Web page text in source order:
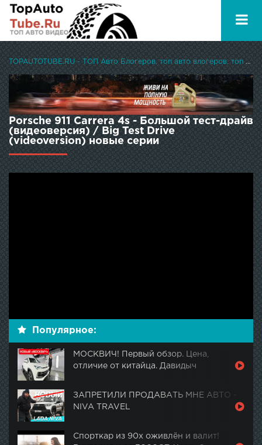
TOPAUTOTUBE.RU - ТОП Авто Блогеров, топ авто влогеров, топ авто ютуберов
Porsche 911 Carrera 4s - Большой тест-драйв
(видеоверсия) / Big Test Drive
(videoversion) новые серии
Популярное:
МОСКВИЧ! Первый обзор. Цена,
отличие от китайца. Давидыч
ЗАПРЕТИЛИ ПРОДАВАТЬ МНЕ АВТО -
NIVA TRAVEL
Спорткар из 90х оживлён и валит!